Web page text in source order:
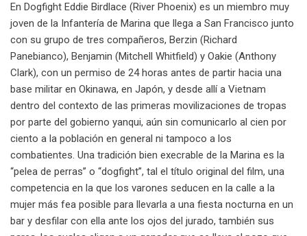
En Dogfight Eddie Birdlace (River Phoenix) es un miembro muy
joven de la Infantería de Marina que llega a San Francisco junto
con su grupo de tres compañeros, Berzin (Richard
Panebianco), Benjamin (Mitchell Whitfield) y Oakie (Anthony
Clark), con un permiso de 24 horas antes de partir hacia una
base militar en Okinawa, en Japón, y desde allí a Vietnam
dentro del contexto de las primeras movilizaciones de tropas
por parte del gobierno yanqui, aún sin comunicarlo al cien por
ciento a la población en general ni tampoco a los
combatientes. Una tradición bien execrable de la Marina es la
“pelea de perras” o “dogfight”, tal el título original del film, una
competencia en la que los varones seducen en la calle a la
mujer más fea posible para llevarla a una fiesta nocturna en un
bar y desfilar con ella ante los ojos del jurado, también sus